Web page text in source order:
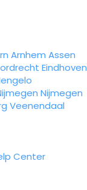
Arnhem Assen
Eindhoven
Nijmegen
Veenendaal
Center